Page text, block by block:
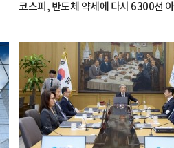
코스피, 반도체 약세에 다시 6300선